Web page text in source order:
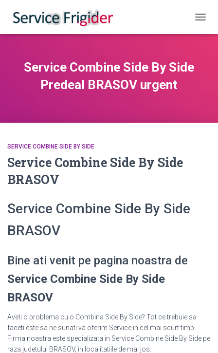
Service Combine Side By Side
Predeal BRASOV urgent
SERVICE COMBINE SIDE BY SIDE
Service Combine Side By Side
BRASOV
Service Combine Side By Side
BRASOV
Bine ati venit pe pagina noastra de
Service Combine Side By Side
BRASOV
Aveti o problema cu o Combina Side By Side? Tot ce trebuie sa
faceti este sa ne sunati va oferim Service in cel mai scurt timp.
Firma noastra este specializata in Service Combine Side By Side pe
raza judetului BRASOV, in localitatiile de mai jos.